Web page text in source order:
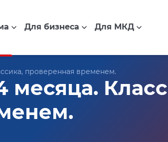
Для бизнеса Для МКД
проверенная временем.
месяца.